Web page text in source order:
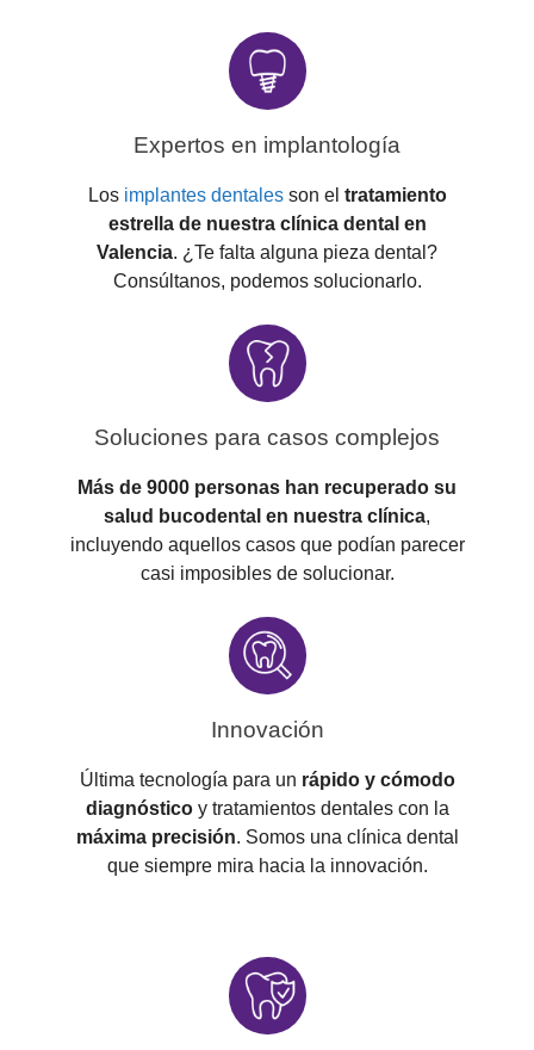
Expertos en implantología
Losimplantes dentales son el tratamiento
estrella de nuestra clínica dental en
Valencia. ¿Te falta alguna pieza dental?
Consúltanos, podemos solucionarlo.
Soluciones para casos complejos
Más de 9000 personas han recuperado su
salud bucodental en nuestra clínica,
incluyendo aquellos casos que podían parecer
casi imposibles de solucionar.
Innovación
Última tecnología para un rápido y cómodo
diagnósticoy tratamientos dentales con la
máxima precisión. Somos una clínica dental
que siempre mira hacia la innovación.